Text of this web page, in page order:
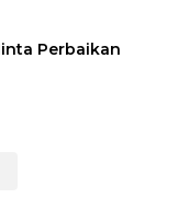
Perbaikan